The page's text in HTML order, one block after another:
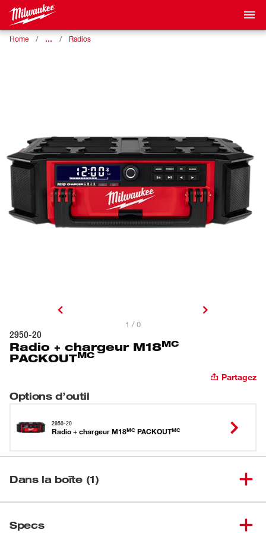
Home … Radios
1 / 0
2950-20
Radio + chargeur M18MC
PACKOUTMC
Partagez
Options d’outil
2950-20
Radio + chargeur M18MC PACKOUTMC
Dans la boîte (1)
(1)
Specs